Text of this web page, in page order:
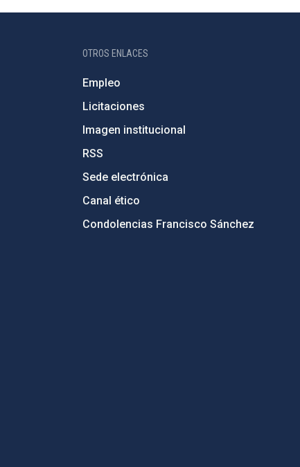
OTROS ENLACES
Empleo
Licitaciones
Imagen institucional
RSS
Sede electrónica
Canal ético
Condolencias Francisco Sánchez